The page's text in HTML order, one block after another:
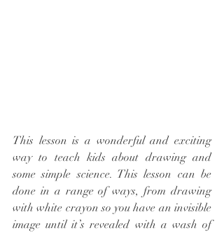
This lesson is a wonderful and exciting
way to teach kids about drawing and
some simple science. This lesson can be
done in a range of ways, from drawing
with white crayon so you have an invisible
image until it’s revealed with a wash of